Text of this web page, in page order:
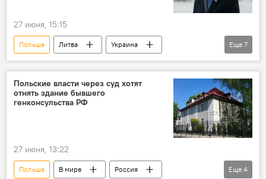
27 июня, 15:15
Польша Литва
Украина
Гитанас Науседа
Кароль Навроцкий
Владимир Зеленский
Политика
переговоры
диалог
Еще 7
Польские власти через суд хотят
отнять здание бывшего
генконсульства РФ
27 июня, 13:22
Польша В мире
Россия
Еще 4